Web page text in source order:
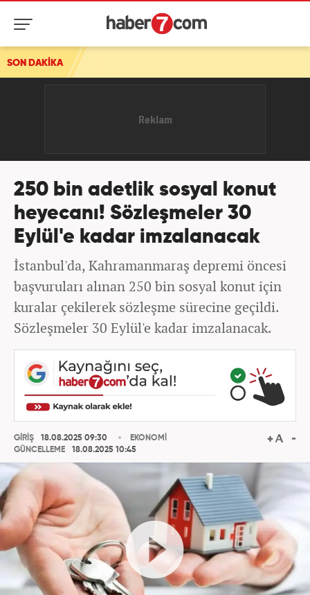
SON DAKİKA
250 bin adetlik sosyal konut
heyecanı! Sözleşmeler 30
Eylül'e kadar imzalanacak
İstanbul'da, Kahramanmaraş depremi öncesi
başvuruları alınan 250 bin sosyal konut için
kuralar çekilerek sözleşme sürecine geçildi.
Sözleşmeler 30 Eylül'e kadar imzalanacak.
GİRİŞ
18.08.2025 09:30
GÜNCELLEME
18.08.2025 10:45
EKONOMİ